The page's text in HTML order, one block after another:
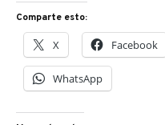
Comparte esto:
X Facebook
WhatsApp